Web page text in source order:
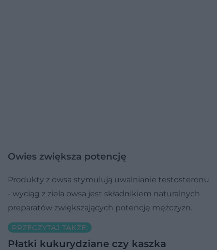
Owies zwiększa potencję
Produkty z owsa stymulują uwalnianie testosteronu
- wyciąg z ziela owsa jest składnikiem naturalnych
preparatów zwiększających potencję mężczyzn.
PRZECZYTAJ TAKŻE:
Płatki kukurydziane czy kaszka